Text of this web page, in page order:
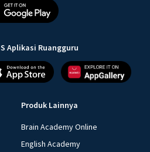
Aplikasi Ruangguru
Produk Lainnya
Brain Academy Online
English Academy